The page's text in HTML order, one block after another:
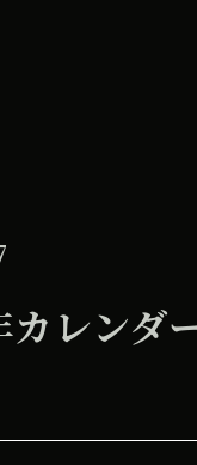
レンダ